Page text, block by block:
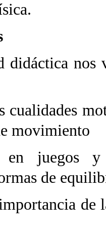
nos
cualidades
movimiento
en juegos y
de
de